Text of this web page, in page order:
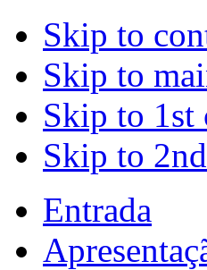
Skip to
Skip to
Skip to 1st
Skip to
Entrada